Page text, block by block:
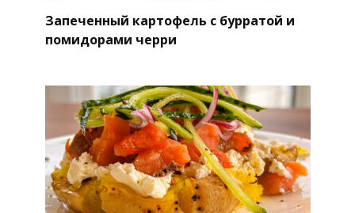
Запеченный картофель с бурратой и
помидорами черри